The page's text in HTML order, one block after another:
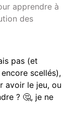
apprendre à
des
pas (et
scellés),
avoir le jeu, ou
? 🤔, je ne